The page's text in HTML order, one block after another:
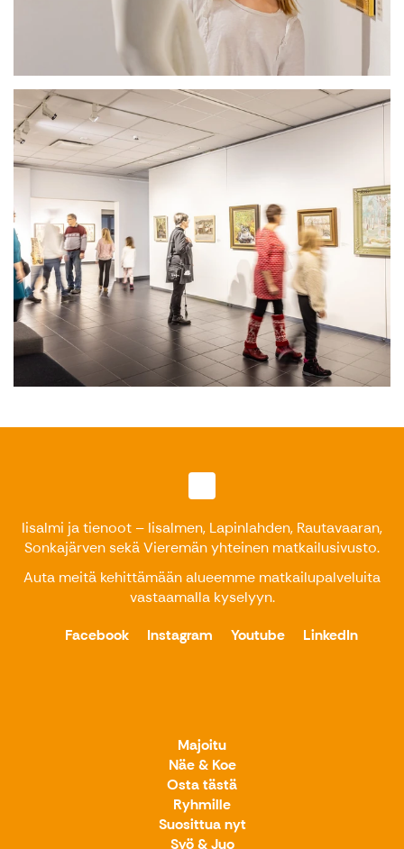
Iisalmi ja tienoot – Iisalmen, Lapinlahden, Rautavaaran,
Sonkajärven sekä Vieremän yhteinen matkailusivusto.
Auta meitä kehittämään alueemme matkailupalveluita
vastaamalla kyselyyn.
Facebook
Instagram Youtube LinkedIn
Majoitu
Näe & Koe
Osta tästä
Ryhmille
Suosittua nyt
Syö & Juo